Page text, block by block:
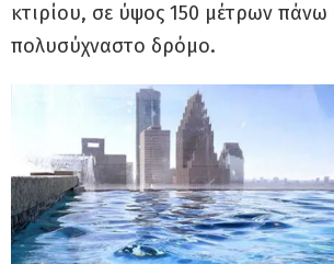
κτιρίου, σε ύψος 150 μέτρων πάνω
πολυσύχναστο δρόμο.